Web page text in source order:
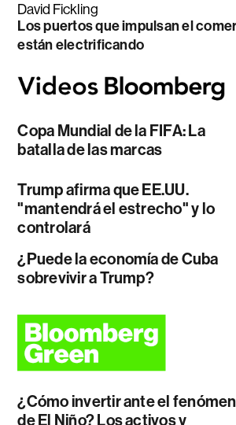
David Fickling
Los puertos que impulsan el
están electrificando
Copa Mundial de la FIFA: La
batalla de las marcas
Trump afirma que EE.UU.
"mantendrá el estrecho" y lo
controlará
¿Puede la economía de Cuba
sobrevivir a Trump?
¿Cómo invertir ante el
de El Niño? Los activos y